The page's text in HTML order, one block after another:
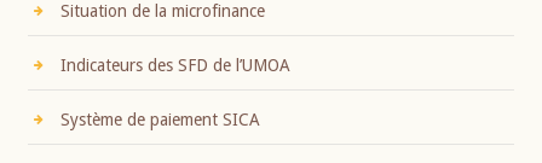
Situation de la microfinance
Indicateurs des SFD de l’UMOA
Système de paiement SICA